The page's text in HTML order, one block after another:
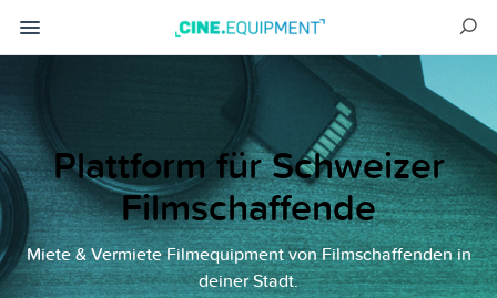
Plattform für Schweizer
Filmschaffende
Miete & Vermiete Filmequipment von Filmschaffenden in
deiner Stadt.